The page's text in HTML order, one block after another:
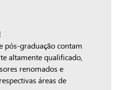
pós-graduação contam
altamente qualificado,
renomados e
áreas de